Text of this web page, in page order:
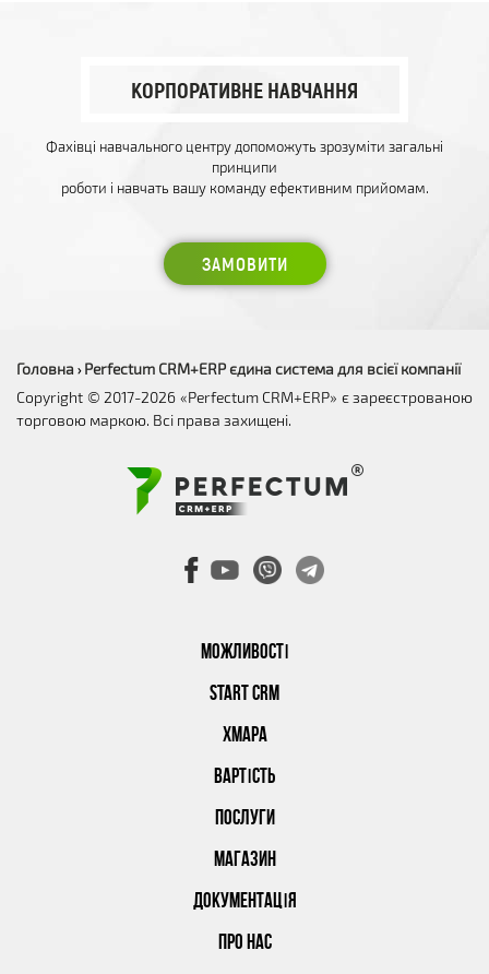
КОРПОРАТИВНЕ НАВЧАННЯ
Фахівці навчального центру допоможуть зрозуміти загальні
принципи
роботи і навчать вашу команду ефективним прийомам.
ЗАМОВИТИ
МОЖЛИВОСТІ
START CRM
ХМАРА
ВАРТІСТЬ
ПОСЛУГИ
МАГАЗИН
ДОКУМЕНТАЦІЯ
ПРО НАС
Головна › Perfectum CRM+ERP єдина система для всієї компанії
Copyright © 2017-2026 «Perfectum CRM+ERP» є зареєстрованою
торговою маркою. Всі права захищені.